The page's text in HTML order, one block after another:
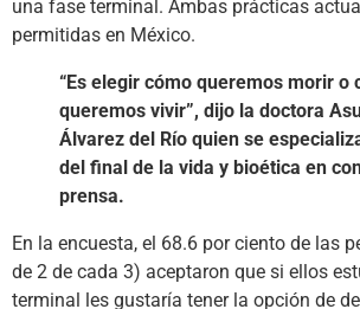
una fase terminal. Ambas prácticas
permitidas en México.
“Es elegir cómo queremos morir o
queremos vivir”, dijo la doctora
Álvarez del Río quien se
del final de la vida y bioética en
prensa.
En la encuesta, el 68.6 por ciento de las
de 2 de cada 3) aceptaron que si ellos
terminal les gustaría tener la opción de